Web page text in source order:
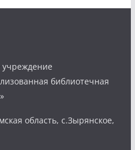
библиотечная
область, с.Зырянское,